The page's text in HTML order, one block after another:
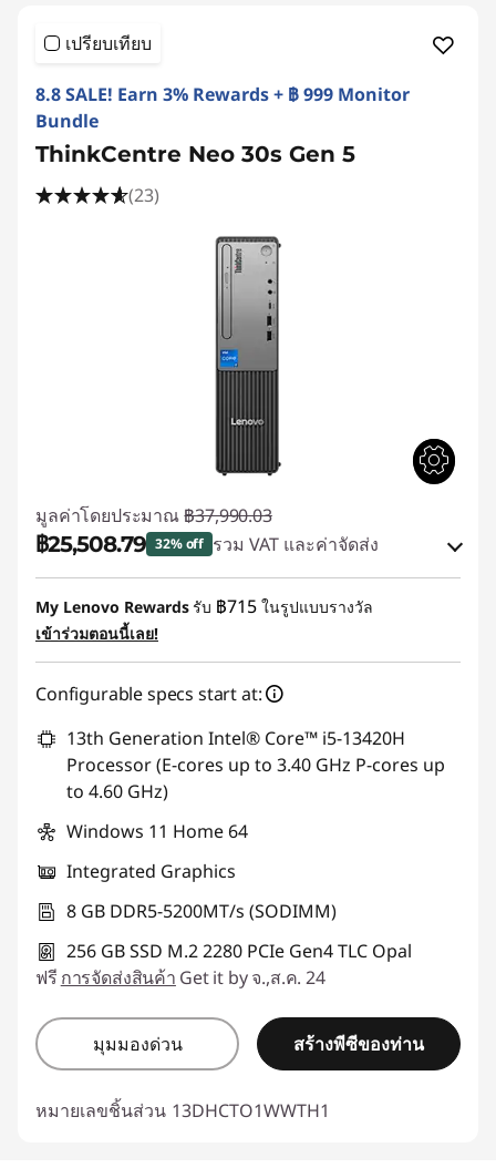
เปรียบเทียบ
8.8 SALE! Earn 3% Rewards + ฿ 999 Monitor
Bundle
ThinkCentre Neo 30s Gen 5
(23)
มูลค่าโดยประมาณ ฿37,990.03
฿25,508.79 32% off รวม VAT และค่าจัดส่ง
ประหยัดทันที :-฿11,981.06
การประหยัด eCoupon :
ใช้ eCoupon :88SALETH
My Lenovo Rewardsรับ ฿715 ในรูปแบบรางวัล
เข้าร่วมตอนนี้เลย!
Configurable specs start at:
13th Generation Intel® Core™ i5-13420H
Processor (E-cores up to 3.40 GHz P-cores up
to 4.60 GHz)
Windows 11 Home 64
Integrated Graphics
8 GB DDR5-5200MT/s (SODIMM)
256 GB SSD M.2 2280 PCIe Gen4 TLC Opal
ฟรี การจัดส่งสินค้า Get it by จ.,ส.ค. 24
มุมมองด่วน สร้างพีซีของท่าน
หมายเลขชิ้นส่วน 13DHCTO1WWTH1